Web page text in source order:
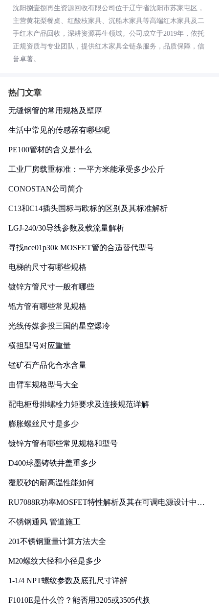
沈阳捌壹捌再生资源回收有限公司位于辽宁省沈阳市苏家屯区，
主营黄花梨餐桌、红酸枝家具、沉船木家具等高端红木家具及二
手红木产品回收，深耕资源再生领域。公司成立于2019年，依托
正规资质与专业团队，提供红木家具全链条服务，品质保障，信
誉卓著。
热门文章
无缝钢管的常用规格及壁厚
生活中常见的传感器有哪些呢
PE100管材的含义是什么
工业厂房载重标准：一平方米能承受多少公斤
CONOSTAN公司简介
C13和C14插头国标与欧标的区别及其标准解析
LGJ-240/30导线参数及载流量解析
寻找nce01p30k MOSFET管的合适替代型号
电梯的尺寸有哪些规格
镀锌方管尺寸一般有哪些
铝方管有哪些常见规格
光线传媒参投三国的星空爆冷
横担型号对应重量
锰矿石产品化合水含量
曲臂车规格型号大全
配电柜母排螺栓力矩要求及连接规范详解
膨胀螺丝尺寸是多少
镀锌方管有哪些常见规格和型号
D400球墨铸铁井盖重多少
覆膜砂的耐高温性能如何
RU7088R功率MOSFET特性解析及其在可调电源设计中的
不锈钢通风 管道施工
201不锈钢重量计算方法大全
M20螺纹大径和小径是多少
1-1/4 NPT螺纹参数及底孔尺寸详解
F1010E是什么管？能否用3205或3505代换